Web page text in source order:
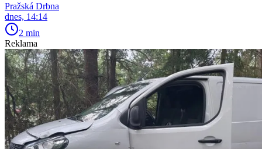
Pražská Drbna
dnes, 14:14
2 min
Reklama